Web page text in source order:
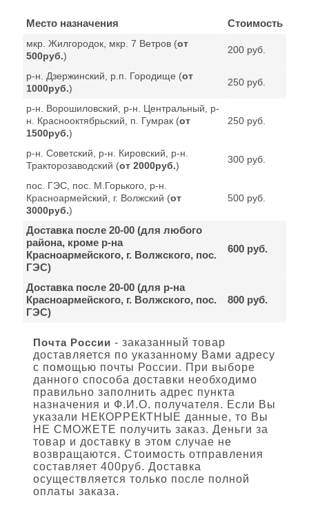
Место назначения Стоимость
мкр. Жилгородок, мкр. 7 Ветров (от
500руб.)
200 руб.
р-н. Дзержинский, р.п. Городище (от
1000руб.)
250 руб.
р-н. Ворошиловский, р-н. Центральный, р-
н. Краснооктябрьский, п. Гумрак (от
1500руб.)
250 руб.
р-н. Советский, р-н. Кировский, р-н.
Тракторозаводский (от 2000руб.)
300 руб.
пос. ГЭС, пос. М.Горького, р-н.
Красноармейский, г. Волжский (от
3000руб.)
500 руб.
Доставка после 20-00 (для любого
района, кроме р-на
Красноармейского, г. Волжского, пос.
ГЭС)
600 руб.
Доставка после 20-00 (для р-на
Красноармейского, г. Волжского, пос.
ГЭС)
800 руб.
Почта России - заказанный товар
доставляется по указанному Вами адресу
с помощью почты России. При выборе
данного способа доставки необходимо
правильно заполнить адрес пункта
назначения и Ф.И.О. получателя. Если Вы
указали НЕКОРРЕКТНЫЕ данные, то Вы
НЕ СМОЖЕТЕ получить заказ. Деньги за
товар и доставку в этом случае не
возвращаются. Стоимость отправления
составляет 400руб. Доставка
осуществляется только после полной
оплаты заказа.